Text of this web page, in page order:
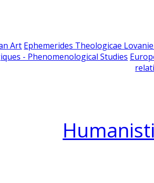
Art Ephemerides Theologicae
- Phenomenological Studies